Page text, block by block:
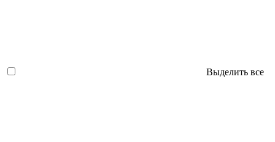
Выделить все